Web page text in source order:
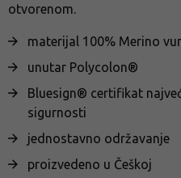
otvorenom.
materijal 100% Merino
unutar Polycolon®
Bluesign® certifikat
sigurnosti
jednostavno održavanje
proizvedeno u Češkoj